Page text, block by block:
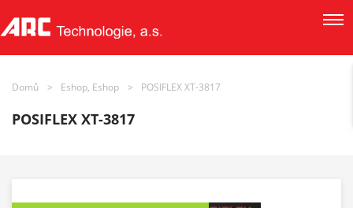
Domů > Eshop, Eshop > POSIFLEX XT-3817
POSIFLEX XT-3817